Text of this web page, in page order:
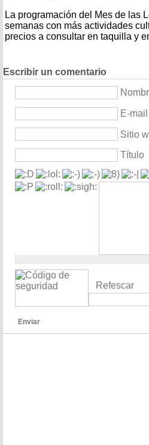
La programación del Mes de las
semanas con más actividades
precios a consultar en taquilla y
Escribir un comentario
E-mail
Sitio
Título
Refescar
Enviar